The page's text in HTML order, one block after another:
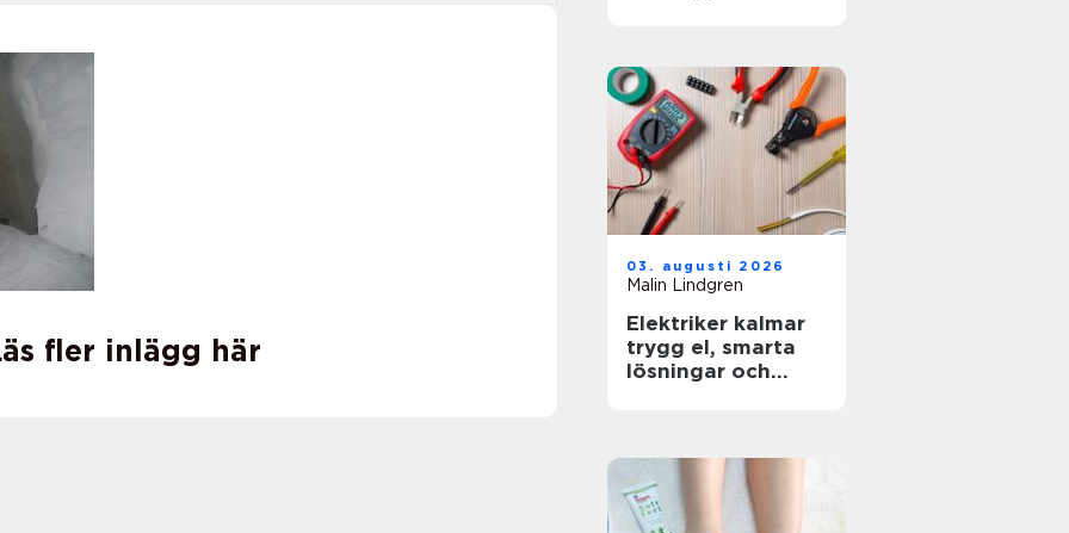
fler inlägg här
03. augusti 2026
Malin Lindgren
Elektriker kalmar
trygg el, smarta
lösningar och